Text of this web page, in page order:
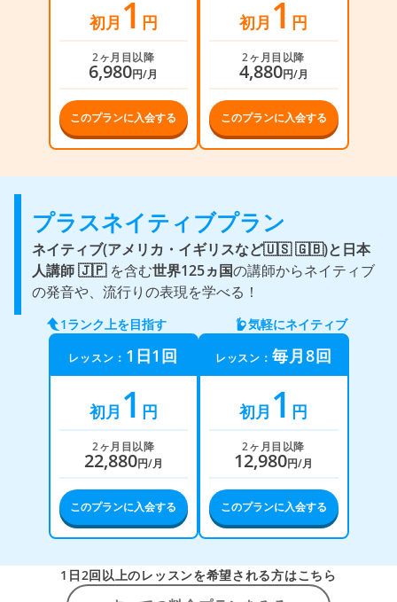
初月 1 円
2ヶ月目以降
6,980円/月
このプランに入会する
初月 1 円
2ヶ月目以降
4,880円/月
このプランに入会する
プラスネイティブプラン
ネイティブ(アメリカ・イギリスなど🇺🇸 🇬🇧)と日本
人講師 🇯🇵 を含む世界125ヵ国の講師からネイティブ
の発音や、流行りの表現を学べる！
1ランク上を目指す 気軽にネイティブ
レッスン： 1日1回
初月 1 円
2ヶ月目以降
22,880円/月
このプランに入会する
レッスン：毎月8回
初月 1 円
2ヶ月目以降
12,980円/月
このプランに入会する
1日2回以上のレッスンを希望される方はこちら